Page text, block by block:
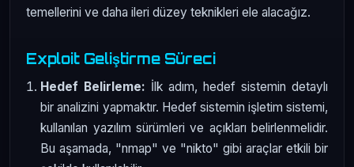
temellerini ve daha ileri düzey teknikleri ele alacağız.
Exploit Geliştirme Süreci
Hedef Belirleme: İlk adım, hedef sistemin detaylı
bir analizini yapmaktır. Hedef sistemin işletim sistemi,
kullanılan yazılım sürümleri ve açıkları belirlenmelidir.
Bu aşamada, "nmap" ve "nikto" gibi araçlar etkili bir